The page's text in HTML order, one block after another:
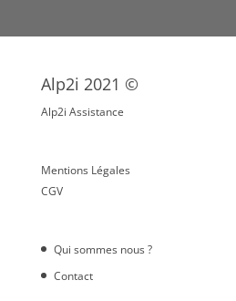
Alp2i 2021 ©
Alp2i Assistance
Mentions Légales
CGV
Qui sommes nous ?
Contact